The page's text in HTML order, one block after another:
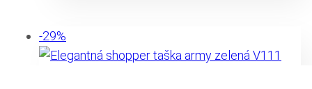
-29%